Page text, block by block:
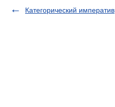
Категорический императив